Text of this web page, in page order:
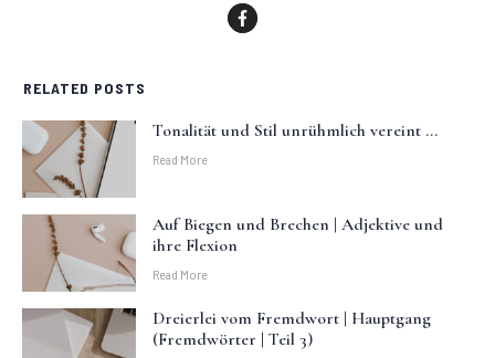
RELATED POSTS
Tonalität und Stil unrühmlich vereint …
Read More
Auf Biegen und Brechen | Adjektive und
ihre Flexion
Read More
Dreierlei vom Fremdwort | Hauptgang
(Fremdwörter | Teil 3)